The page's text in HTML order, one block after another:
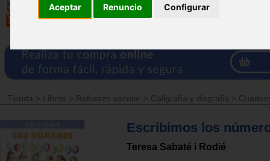
Aceptar Renuncio Configurar
Tienda > Libros > Refuerzo escolar > Caligrafía y disgrafia >
Escribimos los
Teresa Sabaté i Rodié